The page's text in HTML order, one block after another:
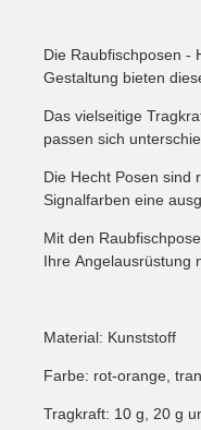
Die Raubfischposen -
Gestaltung bieten
Das vielseitige
passen sich
Die Hecht Posen sind
Signalfarben eine
Mit den
Ihre Angelausrüstung
Material: Kunststoff
Farbe: rot-orange,
Tragkraft: 10 g, 20 g